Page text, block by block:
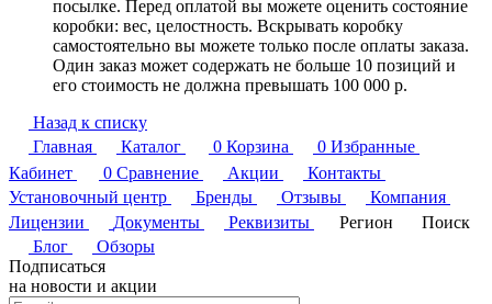
посылке. Перед оплатой вы можете оценить состояние
коробки: вес, целостность. Вскрывать коробку
самостоятельно вы можете только после оплаты заказа.
Один заказ может содержать не больше 10 позиций и
его стоимость не должна превышать 100 000 р.
Назад к списку
Главная
Каталог 0 Корзина 0 Избранные
Кабинет
0 Сравнение Акции
Контакты
Установочный центр
Бренды Отзывы
Компания
Лицензии
Документы Реквизиты Регион
Поиск
Блог
Обзоры
Подписаться
на новости и акции